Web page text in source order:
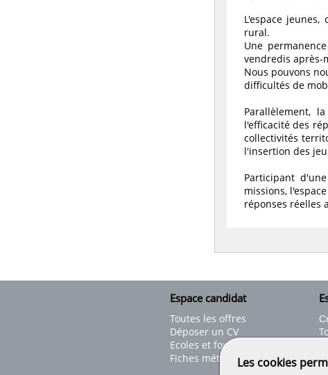
L'espace
rural.
Une
vendredis après-
Nous pouvons
difficultés de
Parallèlement, la
l'efficacité des
collectivités
l'insertion des
Participant
missions,
réponses réelles
Espace candidat
Toutes les offres
Déposer un CV
Ecoles et formations
Fiches métiers Les cookies